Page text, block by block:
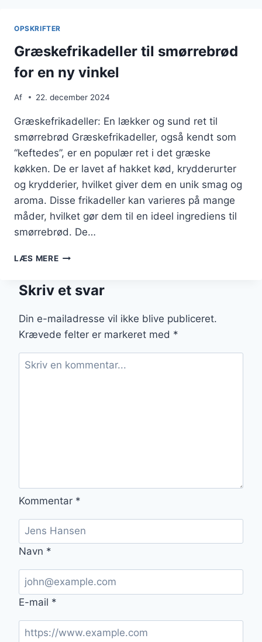
OPSKRIFTER
Græskefrikadeller til smørrebrød
for en ny vinkel
Af 22. december 2024
Græskefrikadeller: En lækker og sund ret til
smørrebrød Græskefrikadeller, også kendt som
“keftedes”, er en populær ret i det græske
køkken. De er lavet af hakket kød, krydderurter
og krydderier, hvilket giver dem en unik smag og
aroma. Disse frikadeller kan varieres på mange
måder, hvilket gør dem til en ideel ingrediens til
smørrebrød. De…
LÆS MEREGRÆSKEFRIKADELLER
FOR
NY
VINKEL
Skriv et svar
Din e-mailadresse vil ikke blive publiceret.
Krævede felter er markeret med *
Kommentar *
Navn *
E-mail *